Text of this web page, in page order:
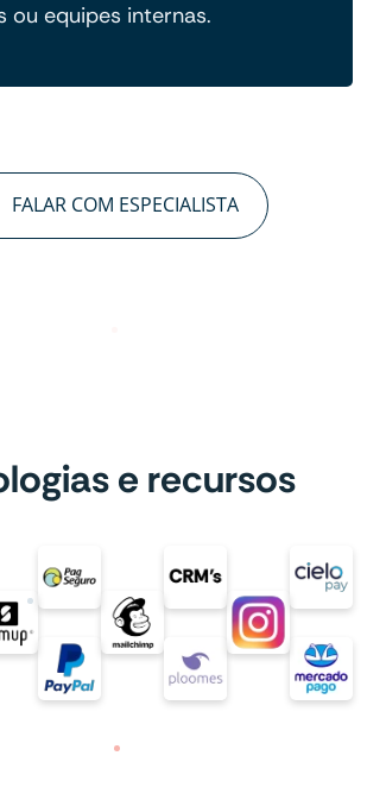
ou equipes internas.
FALAR COM ESPECIALISTA
e recursos